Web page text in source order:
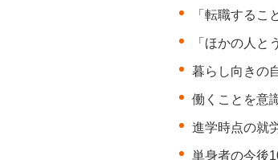
「転職する
「ほかの人
暮らし向きの
働くことを意
進学時点の就
単身者の今後